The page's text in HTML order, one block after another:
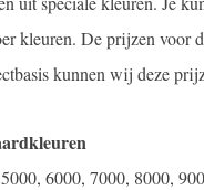
kleuren. De prijzen voor
kunnen wij deze
6000, 7000, 8000,